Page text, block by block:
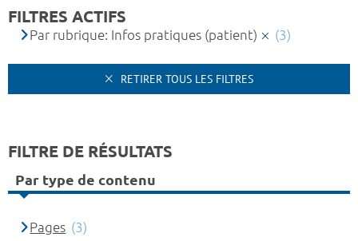
FILTRES ACTIFS
Par rubrique: Infos pratiques (patient) (3)
RETIRER TOUS LES FILTRES
FILTRE DE RÉSULTATS
Par type de contenu
Pages (3)